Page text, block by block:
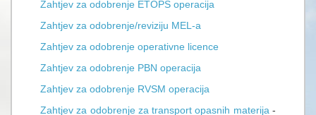
Zahtjev za odobrenje ETOPS operacija
Zahtjev za odobrenje/reviziju MEL-a
Zahtjev za odobrenje operativne licence
Zahtjev za odobrenje PBN operacija
Zahtjev za odobrenje RVSM operacija
Zahtjev za odobrenje za transport opasnih materija -